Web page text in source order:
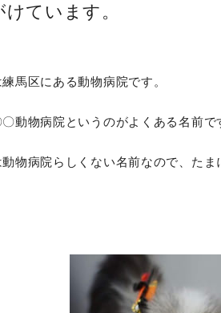
ています。
馬区にある動物病院です。
動物病院というのがよくある名前で
物病院らしくない名前なので、た